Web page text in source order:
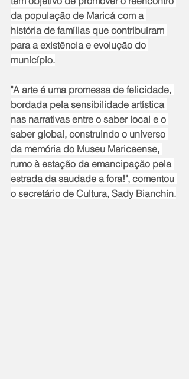
da população de Maricá com a
história de famílias que contribuíram
para a existência e evolução do
município.
"A arte é uma promessa de felicidade,
bordada pela sensibilidade artística
nas narrativas entre o saber local e o
saber global, construindo o universo
da memória do Museu Maricaense,
rumo à estação da emancipação pela
estrada da saudade a fora!", comentou
o secretário de Cultura, Sady Bianchin.